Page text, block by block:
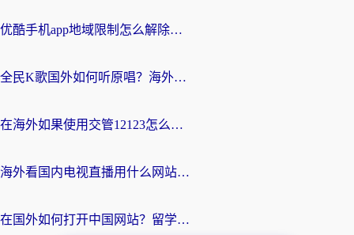
优酷手机app地域限制怎么解除？海外党亲测有效的追剧方案
全民K歌国外如何听原唱？海外党亲测有效的回国加速器选择指南
在海外如果使用交管12123怎么处理？留学生亲测有效的回国加速方案
海外看国内电视直播用什么网站比较好？一篇解决你所有追剧难题的实用指南
在国外如何打开中国网站？留学生与海外华人的无缝访问指南